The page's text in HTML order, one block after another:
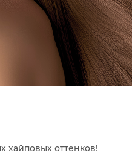
хайповых оттенков!